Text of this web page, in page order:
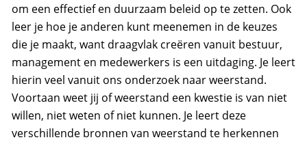
om een effectief en duurzaam beleid op te zetten. Ook
leer je hoe je anderen kunt meenemen in de keuzes
die je maakt, want draagvlak creëren vanuit bestuur,
management en medewerkers is een uitdaging. Je leert
hierin veel vanuit ons onderzoek naar weerstand.
Voortaan weet jij of weerstand een kwestie is van niet
willen, niet weten of niet kunnen. Je leert deze
verschillende bronnen van weerstand te herkennen